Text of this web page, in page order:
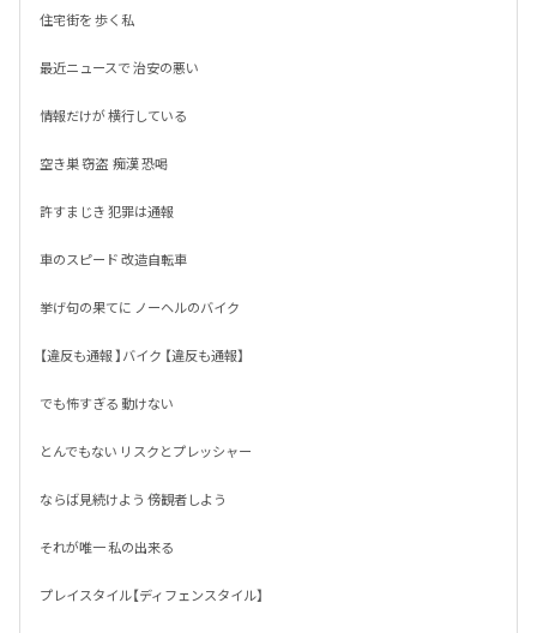
住宅街を 歩く私
最近ニュースで 治安の悪い
情報だけが 横行している
空き巣 窃盗  痴漢 恐喝
許すまじき 犯罪は通報
車のスピード 改造自転車
挙げ句の果てに ノーヘルのバイク
【違反も通報 】バイク 【違反も通報】
でも怖すぎる 動けない
とんでもない リスクとプレッシャー
ならば見続けよう 傍観者しよう
それが唯一 私の出来る
プレイスタイル【ディフェンスタイル】